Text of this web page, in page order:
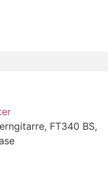
FT340 BS,